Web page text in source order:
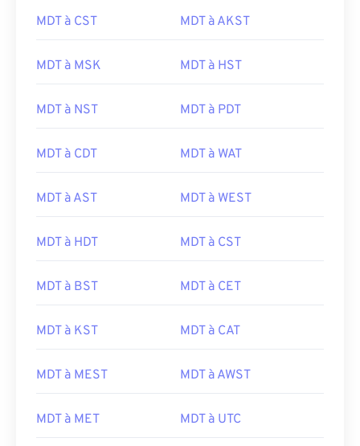
MDT à CST MDT à AKST
MDT à MSK MDT à HST
MDT à NST MDT à PDT
MDT à CDT MDT à WAT
MDT à AST MDT à WEST
MDT à HDT MDT à CST
MDT à BST MDT à CET
MDT à KST MDT à CAT
MDT à MEST MDT à AWST
MDT à MET MDT à UTC